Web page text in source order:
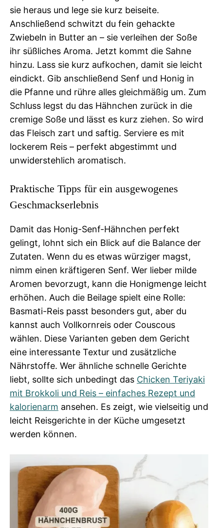
sie heraus und lege sie kurz beiseite.
Anschließend schwitzt du fein gehackte
Zwiebeln in Butter an – sie verleihen der Soße
ihr süßliches Aroma. Jetzt kommt die Sahne
hinzu. Lass sie kurz aufkochen, damit sie leicht
eindickt. Gib anschließend Senf und Honig in
die Pfanne und rühre alles gleichmäßig um. Zum
Schluss legst du das Hähnchen zurück in die
cremige Soße und lässt es kurz ziehen. So wird
das Fleisch zart und saftig. Serviere es mit
lockerem Reis – perfekt abgestimmt und
unwiderstehlich aromatisch.
Praktische Tipps für ein ausgewogenes
Geschmackserlebnis
Damit das Honig-Senf-Hähnchen perfekt
gelingt, lohnt sich ein Blick auf die Balance der
Zutaten. Wenn du es etwas würziger magst,
nimm einen kräftigeren Senf. Wer lieber milde
Aromen bevorzugt, kann die Honigmenge leicht
erhöhen. Auch die Beilage spielt eine Rolle:
Basmati-Reis passt besonders gut, aber du
kannst auch Vollkornreis oder Couscous
wählen. Diese Varianten geben dem Gericht
eine interessante Textur und zusätzliche
Nährstoffe. Wer ähnliche schnelle Gerichte
liebt, sollte sich unbedingt das Chicken Teriyaki
mit Brokkoli und Reis – einfaches Rezept und
kalorienarm ansehen. Es zeigt, wie vielseitig und
leicht Reisgerichte in der Küche umgesetzt
werden können.